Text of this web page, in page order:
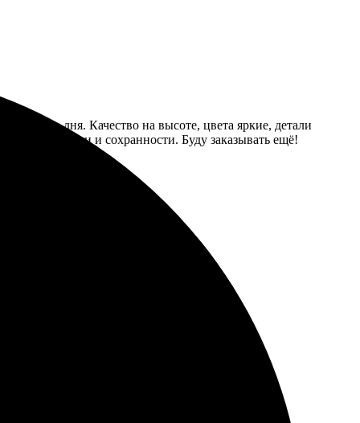
за два дня. Качество на высоте, цвета яркие, детали
в целости и сохранности. Буду заказывать ещё!
Стараюсь пользоваться услугами чаще!